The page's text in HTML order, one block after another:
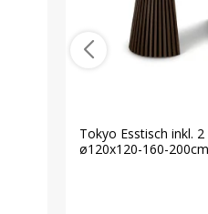
Tokyo Esstisch inkl.
ø120x120-160-